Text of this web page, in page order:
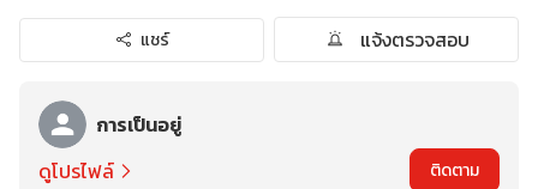
แชร์ แจ้งตรวจสอบ
การเป็นอยู่
ดูโปรไฟล์
ติดตาม